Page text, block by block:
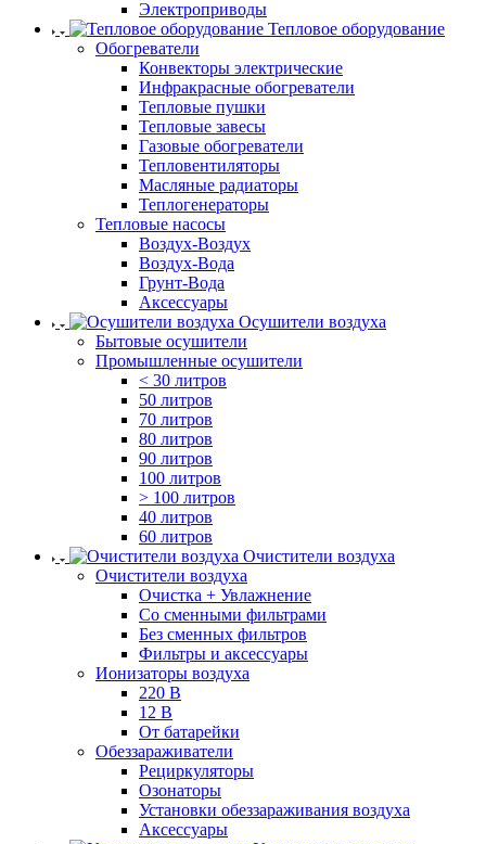
Электроприводы
Тепловое оборудование
Обогреватели
Конвекторы электрические
Инфракрасные обогреватели
Тепловые пушки
Тепловые завесы
Газовые обогреватели
Тепловентиляторы
Масляные радиаторы
Теплогенераторы
Тепловые насосы
Воздух-Воздух
Воздух-Вода
Грунт-Вода
Аксессуары
Осушители воздуха
Бытовые осушители
Промышленные осушители
< 30 литров
50 литров
70 литров
80 литров
90 литров
100 литров
> 100 литров
40 литров
60 литров
Очистители воздуха
Очистители воздуха
Очистка + Увлажнение
Cо сменными фильтрами
Без сменных фильтров
Фильтры и аксессуары
Ионизаторы воздуха
220 В
12 В
От батарейки
Обеззараживатели
Рециркуляторы
Озонаторы
Установки обеззараживания воздуха
Аксессуары